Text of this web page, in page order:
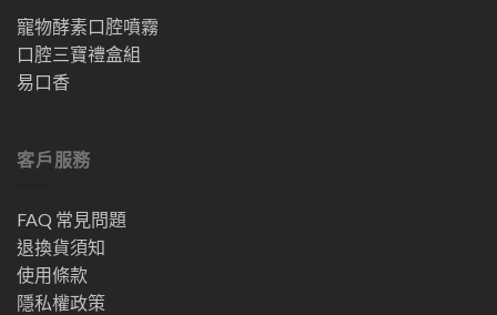
寵物酵素口腔噴霧
口腔三寶禮盒組
易口香
客戶服務
FAQ 常見問題
退換貨須知
使用條款
隱私權政策